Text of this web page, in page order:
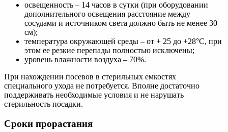
освещенность – 14 часов в сутки (при оборудовании
дополнительного освещения расстояние между
сосудами и источником света должно быть не менее 30
см);
температура окружающей среды – от + 25 до +28°С, при
этом ее резкие перепады полностью исключены;
уровень влажности воздуха – 70%.
При нахождении посевов в стерильных емкостях
специального ухода не потребуется. Вполне достаточно
поддерживать необходимые условия и не нарушать
стерильность посадки.
Сроки прорастания